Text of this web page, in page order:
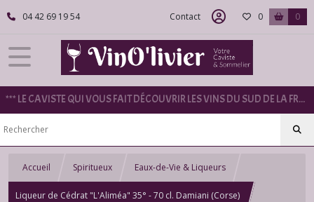
04 42 69 19 54 Contact 0 0
*** LE CAVISTE QUI VOUS FAIT DÉCOUVRIR LES VINS DU SUD DE LA FRANCE ***
Accueil Spiritueux Eaux-de-Vie & Liqueurs
Liqueur de Cédrat "L'Aliméa" 35° - 70 cl. Damiani (Corse)